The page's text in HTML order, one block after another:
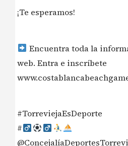
¡Te esperamos!
Encuentra toda la
web. Entra e inscríbete ‍
#TorreviejaEsDeporte
#‍